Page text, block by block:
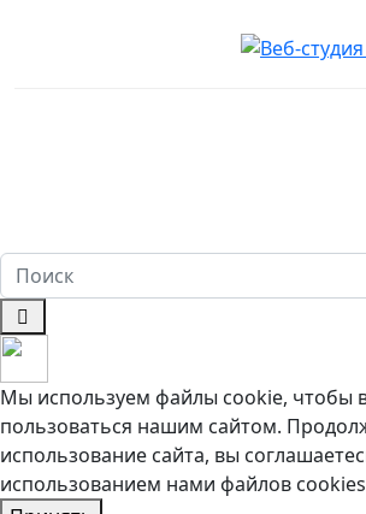
Мы используем файлы cookie, чтобы
пользоваться нашим сайтом.
использование сайта, вы
использованием нами файлов